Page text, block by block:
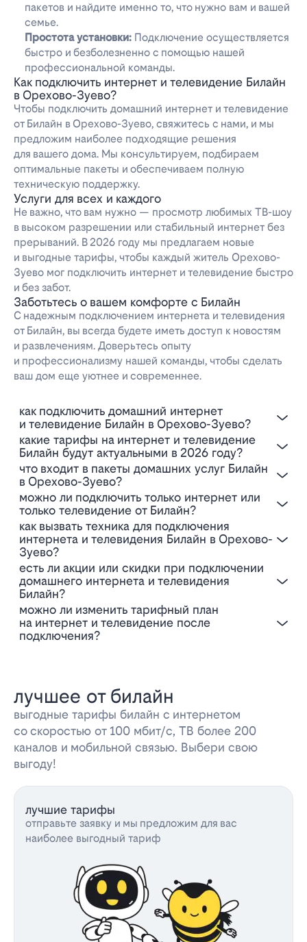
пакетов и найдите именно то, что нужно вам и вашей
семье.
Простота установки: Подключение осуществляется
быстро и безболезненно с помощью нашей
профессиональной команды.
Как подключить интернет и телевидение Билайн
в Орехово-Зуево?
Чтобы подключить домашний интернет и телевидение
от Билайн в Орехово-Зуево, свяжитесь с нами, и мы
предложим наиболее подходящие решения
для вашего дома. Мы консультируем, подбираем
оптимальные пакеты и обеспечиваем полную
техническую поддержку.
Услуги для всех и каждого
Не важно, что вам нужно — просмотр любимых ТВ-шоу
в высоком разрешении или стабильный интернет без
прерываний. В 2026 году мы предлагаем новые
и выгодные тарифы, чтобы каждый житель Орехово-
Зуево мог подключить интернет и телевидение быстро
и без забот.
Заботьтесь о вашем комфорте с Билайн
С надежным подключением интернета и телевидения
от Билайн, вы всегда будете иметь доступ к новостям
и развлечениям. Доверьтесь опыту
и профессионализму нашей команды, чтобы сделать
ваш дом еще уютнее и современнее.
Как подключить домашний интернет
и телевидение Билайн в Орехово-Зуево?
Какие тарифы на интернет и телевидение
Билайн будут актуальными в 2026 году?
Что входит в пакеты домашних услуг Билайн
в Орехово-Зуево?
Можно ли подключить только интернет или
только телевидение от Билайн?
Как вызвать техника для подключения
интернета и телевидения Билайн в Орехово-
Зуево?
Есть ли акции или скидки при подключении
домашнего интернета и телевидения
Билайн?
Можно ли изменить тарифный план
на интернет и телевидение после
подключения?
лучшее от билайн
выгодные тарифы билайн с интернетом
со скоростью от 100 мбит/с, ТВ более 200
каналов и мобильной связью. Выбери свою
выгоду!
лучшие тарифы
отправьте заявку и мы предложим для вас
наиболее выгодный тариф